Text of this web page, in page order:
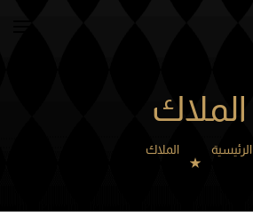
الملاك
الرئيسية الملاك